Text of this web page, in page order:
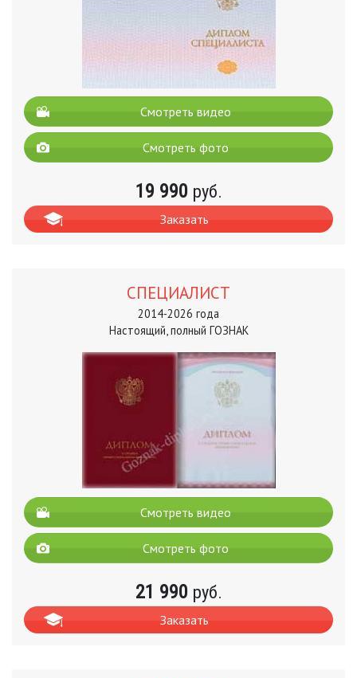
Смотреть видео
Смотреть фото
19 990 руб.
Заказать
СПЕЦИАЛИСТ
2014-2026 года
Настоящий, полный ГОЗНАК
Смотреть видео
Смотреть фото
21 990 руб.
Заказать